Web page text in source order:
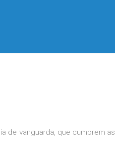
de vanguarda, que cumprem as